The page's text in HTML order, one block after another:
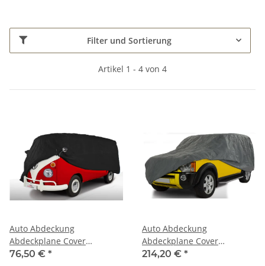
Filter und Sortierung
Artikel 1 - 4 von 4
Auto Abdeckung
Abdeckplane Cover
Ganzgarage indoor Sahara
76,50 € *
Auto Abdeckung
Abdeckplane Cover
Ganzgarage outdoor
214,20 € *